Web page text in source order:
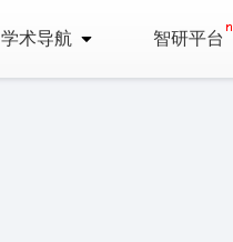
学术导航 智研平台